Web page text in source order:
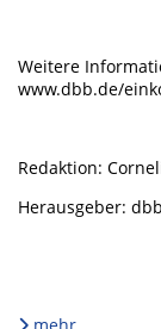
Weitere
www.dbb.de/
Redaktion:
Herausgeber: